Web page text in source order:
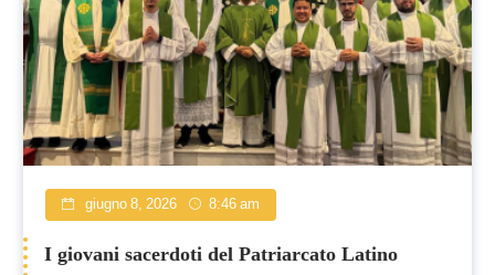
giugno 8, 2026 8:46 am
I giovani sacerdoti del Patriarcato Latino